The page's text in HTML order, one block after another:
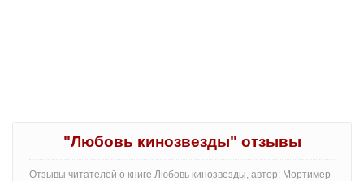
"Любовь кинозвезды" отзывы
Отзывы читателей о книге Любовь кинозвезды, автор: Мортимер